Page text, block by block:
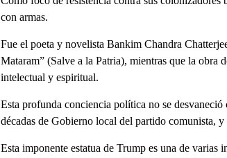
con armas.
Fue el poeta y novelista Bankim Chandra
Mataram” (Salve a la Patria), mientras que la obra
intelectual y espiritual.
Esta profunda conciencia política no se
décadas de Gobierno local del partido comunista,
Esta imponente estatua de Trump es una de varias